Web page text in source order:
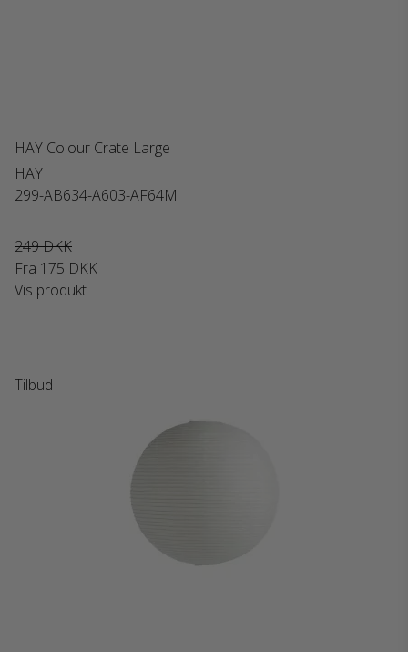
HAY Colour Crate Large
HAY
299-AB634-A603-AF64M
249 DKK
Fra 175 DKK
Vis produkt
Tilbud